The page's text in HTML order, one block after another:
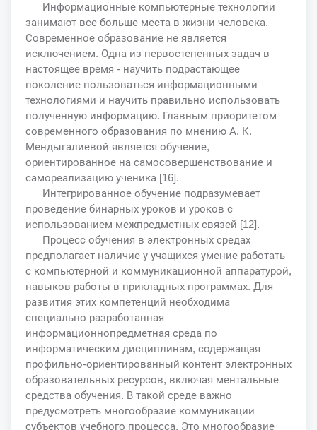
Информационные компьютерные технологии
занимают все больше места в жизни человека.
Современное образование не является
исключением. Одна из первостепенных задач в
настоящее время - научить подрастающее
поколение пользоваться информационными
технологиями и научить правильно использовать
полученную информацию. Главным приоритетом
современного образования по мнению А. К.
Мендыгалиевой является обучение,
ориентированное на самосовершенствование и
самореализацию ученика [16].
Интегрированное обучение подразумевает
проведение бинарных уроков и уроков с
использованием межпредметных связей [12].
Процесс обучения в электронных средах
предполагает наличие у учащихся умение работать
с компьютерной и коммуникационной аппаратурой,
навыков работы в прикладных программах. Для
развития этих компетенций необходима
специально разработанная
информационнопредметная среда по
информатическим дисциплинам, содержащая
профильно-ориентированный контент электронных
образовательных ресурсов, включая ментальные
средства обучения. В такой среде важно
предусмотреть многообразие коммуникации
субъектов учебного процесса. Это многообразие